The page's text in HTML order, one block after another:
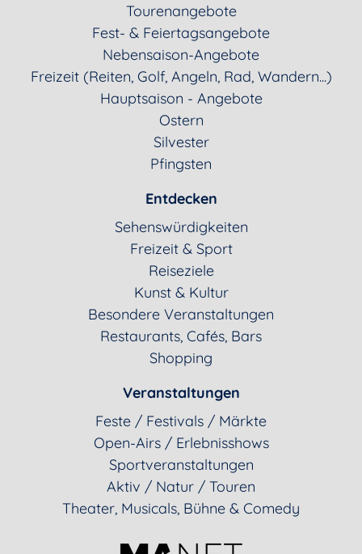
Tourenangebote
Fest- & Feiertagsangebote
Nebensaison-Angebote
Freizeit (Reiten, Golf, Angeln, Rad, Wandern...)
Hauptsaison - Angebote
Ostern
Silvester
Pfingsten
Entdecken
Sehenswürdigkeiten
Freizeit & Sport
Reiseziele
Kunst & Kultur
Besondere Veranstaltungen
Restaurants, Cafés, Bars
Shopping
Veranstaltungen
Feste / Festivals / Märkte
Open-Airs / Erlebnisshows
Sportveranstaltungen
Aktiv / Natur / Touren
Theater, Musicals, Bühne & Comedy